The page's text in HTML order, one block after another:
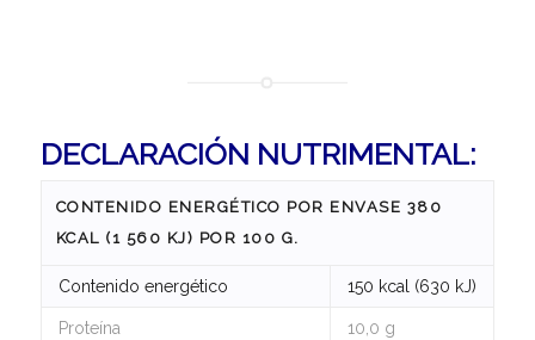
DECLARACIÓN NUTRIMENTAL:
CONTENIDO ENERGÉTICO POR ENVASE 380
KCAL (1 560 KJ) POR 100 G.
Contenido energético 150 kcal (630 kJ)
Proteína 10,0 g